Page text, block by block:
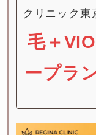
クリニック東
毛＋VIO
ープラ